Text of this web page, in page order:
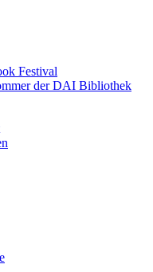
Festival
der DAI Bibliothek